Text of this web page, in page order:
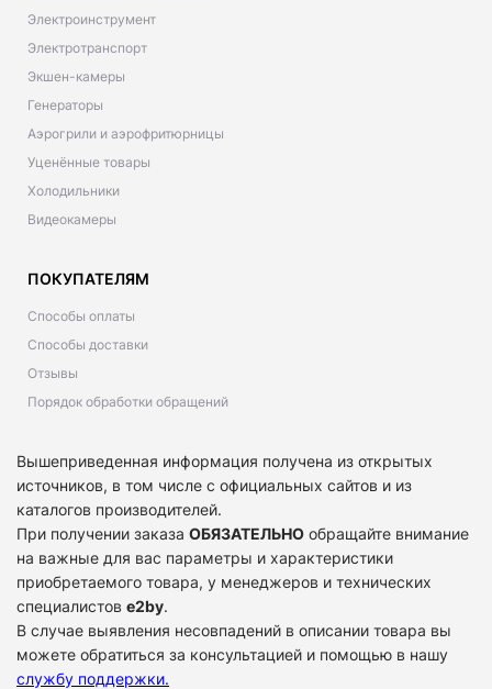
Электроинструмент
Электротранспорт
Экшен-камеры
Генераторы
Аэрогрили и аэрофритюрницы
Уценённые товары
Холодильники
Видеокамеры
ПОКУПАТЕЛЯМ
Способы оплаты
Способы доставки
Отзывы
Порядок обработки обращений
Вышеприведенная информация получена из открытых
источников, в том числе с официальных сайтов и из
каталогов производителей.
При получении заказа ОБЯЗАТЕЛЬНО обращайте внимание
на важные для вас параметры и характеристики
приобретаемого товара, у менеджеров и технических
специалистов e2by.
В случае выявления несовпадений в описании товара вы
можете обратиться за консультацией и помощью в нашу
службу поддержки.